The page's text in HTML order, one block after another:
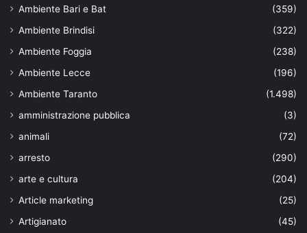
Ambiente Bari e Bat
(359)
Ambiente Brindisi
(322)
Ambiente Foggia
(238)
Ambiente Lecce
(196)
Ambiente Taranto
(1.498)
amministrazione pubblica
(3)
animali
(72)
arresto
(290)
arte e cultura
(204)
Article marketing
(25)
Artigianato
(45)